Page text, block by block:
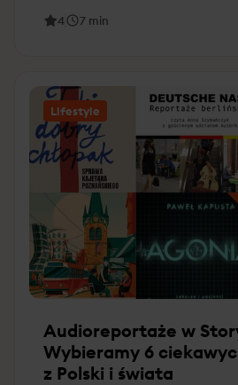
4 7 min
Lifestyle
Audioreportaże w
Wybieramy 6
z Polski i świata